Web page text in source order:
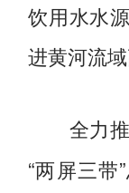
饮用水水
进黄河流域
全力推
“两屏三带